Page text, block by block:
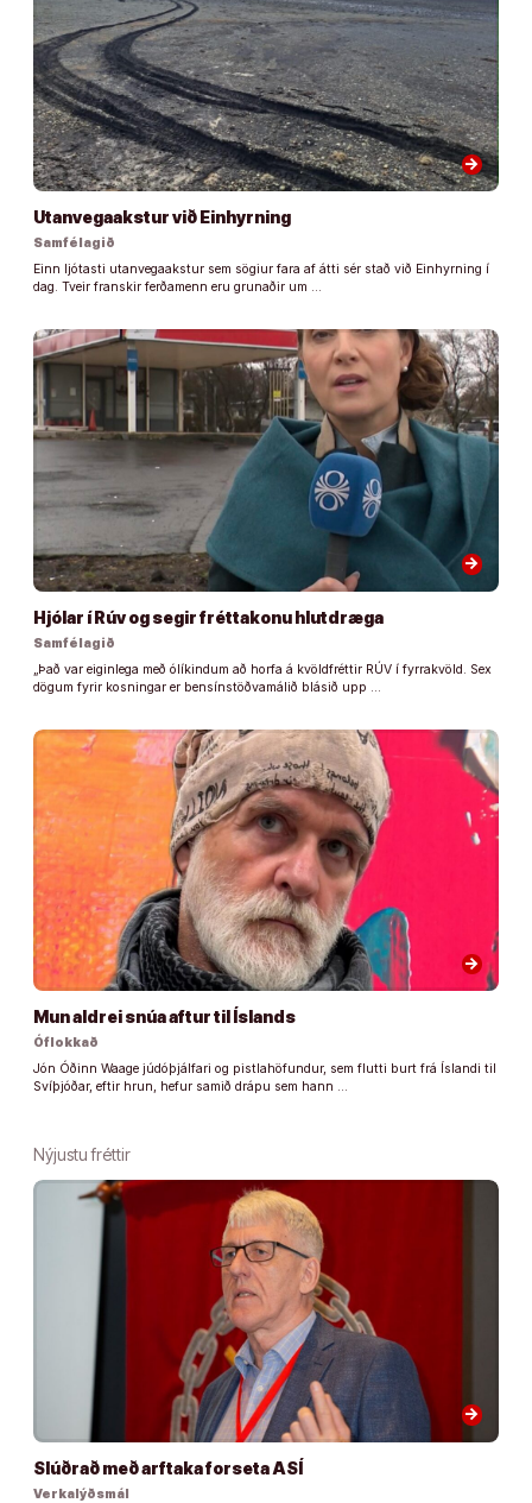
arrow_forward
Utanvegaakstur við Einhyrning
Samfélagið
Einn ljótasti utanvegaakstur sem sögiur fara af átti sér stað við Einhyrning í
dag. Tveir franskir ferðamenn eru grunaðir um …
arrow_forward
Hjólar í Rúv og segir fréttakonu hlutdræga
Samfélagið
„Það var eiginlega með ólíkindum að horfa á kvöldfréttir RÚV í fyrrakvöld. Sex
dögum fyrir kosningar er bensínstöðvamálið blásið upp …
arrow_forward
Mun aldrei snúa aftur til Íslands
Óflokkað
Jón Óðinn Waage júdóþjálfari og pistlahöfundur, sem flutti burt frá Íslandi til
Svíþjóðar, eftir hrun, hefur samið drápu sem hann …
Nýjustu fréttir
arrow_forward
Slúðrað með arftaka forseta ASÍ
Verkalýðsmál